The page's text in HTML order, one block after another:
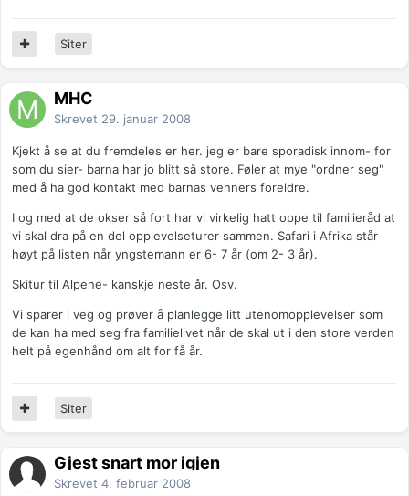
Siter
MHC
Skrevet 29. januar 2008
Kjekt å se at du fremdeles er her. jeg er bare sporadisk innom- for
som du sier- barna har jo blitt så store. Føler at mye "ordner seg"
med å ha god kontakt med barnas venners foreldre.
I og med at de okser så fort har vi virkelig hatt oppe til familieråd at
vi skal dra på en del opplevelseturer sammen. Safari i Afrika står
høyt på listen når yngstemann er 6- 7 år (om 2- 3 år).
Skitur til Alpene- kanskje neste år. Osv.
Vi sparer i veg og prøver å planlegge litt utenomopplevelser som
de kan ha med seg fra familielivet når de skal ut i den store verden
helt på egenhånd om alt for få år.
Siter
Gjest snart mor igjen
Skrevet 4. februar 2008